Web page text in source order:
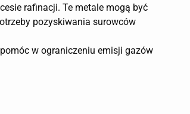
rafinacji. Te metale mogą być
pozyskiwania surowców
w ograniczeniu emisji gazów